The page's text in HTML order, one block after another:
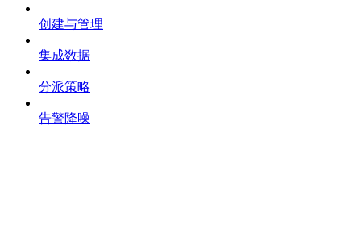
创建与管理
集成数据
分派策略
告警降噪